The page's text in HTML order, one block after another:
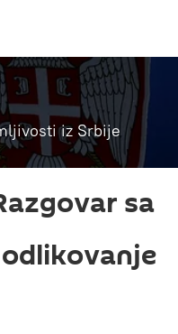
iz Srbije
sa